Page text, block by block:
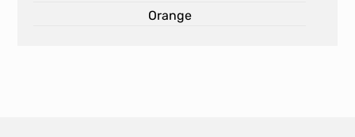
Orange